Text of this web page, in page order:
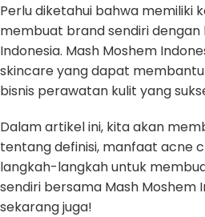
Perlu diketahui bahwa memiliki
membuat brand sendiri
Indonesia. Mash Moshem
skincare yang dapat
bisnis perawatan kulit yang
Dalam artikel ini, kita akan
tentang definisi, manfaat acne
langkah-langkah untuk
sendiri bersama Mash Moshem
sekarang juga!